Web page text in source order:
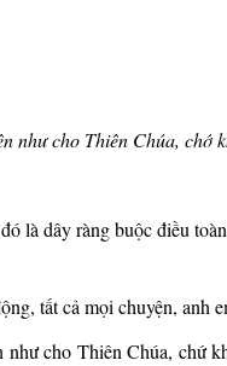
như cho Thiên Chúa, chớ
là dây ràng buộc điều
tất cả mọi chuyện,
cho Thiên Chúa,